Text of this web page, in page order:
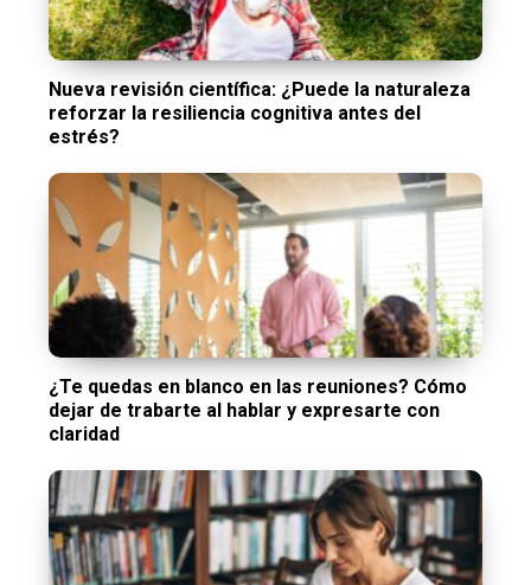
Nueva revisión científica: ¿Puede la naturaleza
reforzar la resiliencia cognitiva antes del
estrés?
¿Te quedas en blanco en las reuniones? Cómo
dejar de trabarte al hablar y expresarte con
claridad